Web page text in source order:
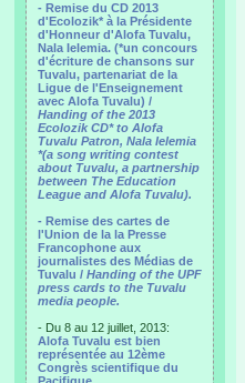
- Remise du CD 2013
d'Ecolozik* à la Présidente
d'Honneur d'Alofa Tuvalu,
Nala Ielemia. (*un concours
d'écriture de chansons sur
Tuvalu, partenariat de la
Ligue de l'Enseignement
avec Alofa Tuvalu) /
Handing of the 2013
Ecolozik CD* to Alofa
Tuvalu Patron, Nala Ielemia
*(a song writing contest
about Tuvalu, a partnership
between The Education
League and Alofa Tuvalu).
- Remise des cartes de
l'Union de la la Presse
Francophone aux
journalistes des Médias de
Tuvalu / Handing of the UPF
press cards to the Tuvalu
media people.
- Du 8 au 12 juillet, 2013:
Alofa Tuvalu est bien
représentée au 12ème
Congrès scientifique du